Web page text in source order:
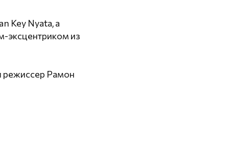
Key Nyata, а
эксцентриком из
режиссер Рамон